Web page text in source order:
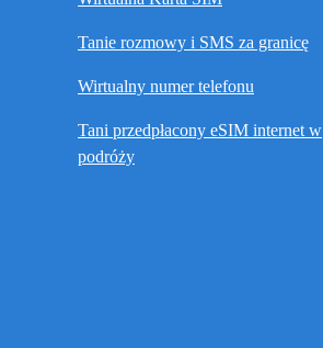
Tanie rozmowy i SMS za granicę
Wirtualny numer telefonu
Tani przedpłacony eSIM internet w
podróży